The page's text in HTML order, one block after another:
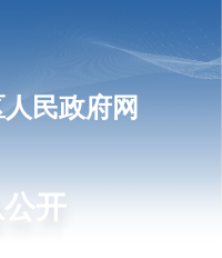
民政府网
开